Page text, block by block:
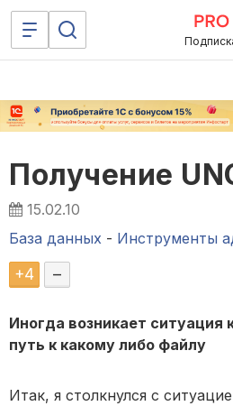
Получение
15.02.10
База данных - Инструменты
+4 –
Иногда возникает ситуация
путь к какому либо файлу
Итак, я столкнулся с